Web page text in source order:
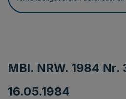
Verkündungsbereich durchsuchen
MBl. NRW. 1984 Nr.
16.05.1984